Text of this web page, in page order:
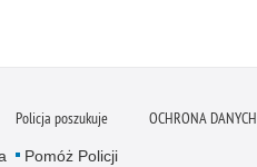
Policja poszukuje
Pomóż Policji
OCHRONA DANYCH